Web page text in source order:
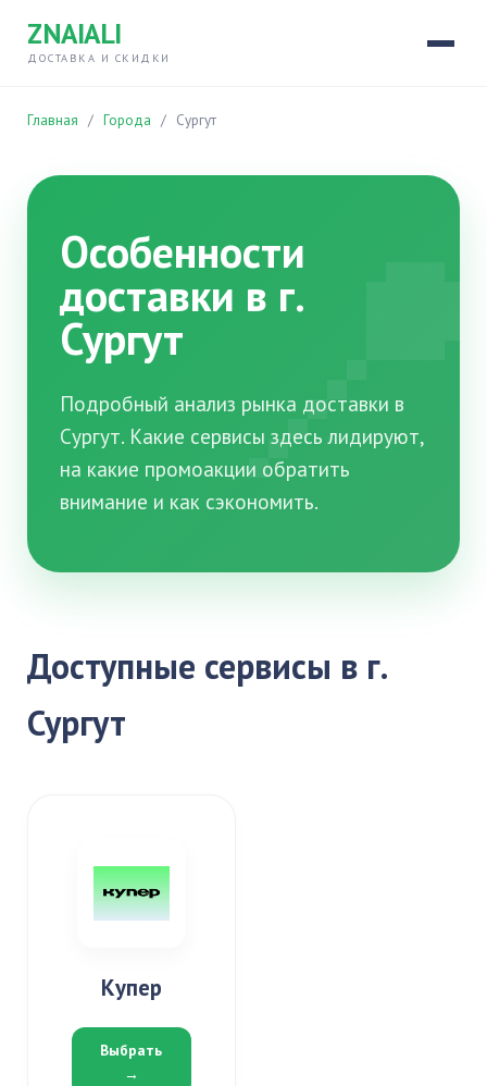
ZNAIALI
ДОСТАВКА И СКИДКИ
Главная / Города / Сургут
Особенности
доставки в г.
Сургут
Подробный анализ рынка доставки в
Сургут. Какие сервисы здесь лидируют,
на какие промоакции обратить
внимание и как сэкономить.
Доступные сервисы в г.
Сургут
Купер
Выбрать
→